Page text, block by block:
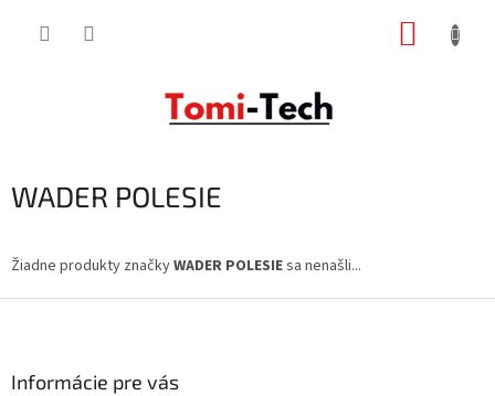
WADER POLESIE
Žiadne produkty značkyWADER POLESIEsa nenašli...
Informácie pre vás